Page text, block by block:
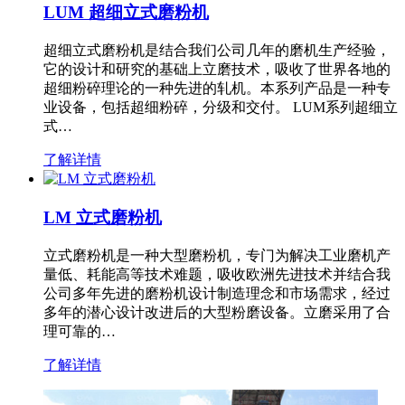
LUM 超细立式磨粉机
超细立式磨粉机是结合我们公司几年的磨机生产经验，
它的设计和研究的基础上立磨技术，吸收了世界各地的
超细粉碎理论的一种先进的轧机。本系列产品是一种专
业设备，包括超细粉碎，分级和交付。 LUM系列超细立
式…
了解详情
LM 立式磨粉机
立式磨粉机是一种大型磨粉机，专门为解决工业磨机产
量低、耗能高等技术难题，吸收欧洲先进技术并结合我
公司多年先进的磨粉机设计制造理念和市场需求，经过
多年的潜心设计改进后的大型粉磨设备。立磨采用了合
理可靠的…
了解详情